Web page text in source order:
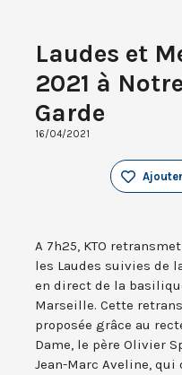
Laudes et
2021 à
Garde
16/04/2021
A 7h25, KTO
les Laudes suivies de
en direct de la
Marseille. Cette
proposée grâce au
Dame, le père Olivier
Jean-Marc Aveline,